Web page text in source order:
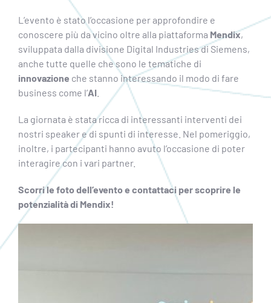
L’evento è stato l’occasione per approfondire e
conoscere più da vicino oltre alla piattaforma Mendix,
sviluppata dalla divisione Digital Industries di Siemens,
anche tutte quelle che sono le tematiche di
innovazione che stanno interessando il modo di fare
business come l’AI.
La giornata è stata ricca di interessanti interventi dei
nostri speaker e di spunti di interesse. Nel pomeriggio,
inoltre, i partecipanti hanno avuto l’occasione di poter
interagire con i vari partner.
Scorri le foto dell’evento e contattaci per scoprire le
potenzialità di Mendix!